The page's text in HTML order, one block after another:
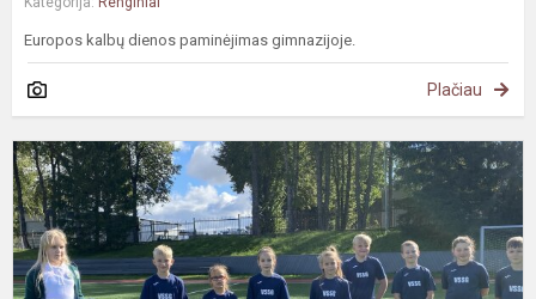
Europos kalbų dienos paminėjimas gimnazijoje.
Plačiau